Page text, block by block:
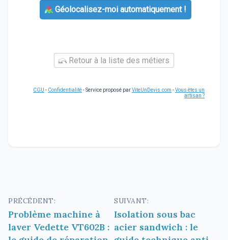
Géolocalisez-moi automatiquement !
Retour à la liste des métiers
CGU - Confidentialité- Service proposé parViteUnDevis.com -Vous êtes un
artisan ?
Navigation
de
l’article
PRÉCÉDENT:
Problème machine à
laver Vedette VT602B :
SUIVANT:
Isolation sous bac
acier sandwich : le